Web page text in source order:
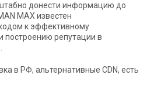
донести информацию до
MAX известен
к эффективному
построению репутации в
в РФ, альтернативные CDN, есть